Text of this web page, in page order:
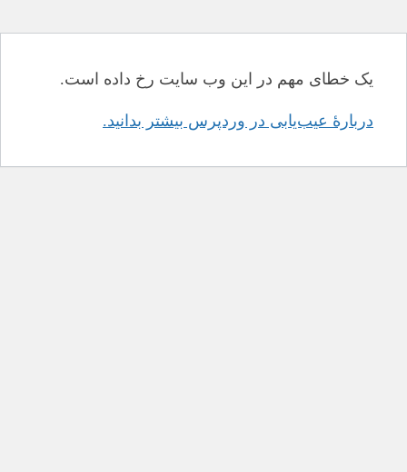
یک خطای مهم در این وب سایت رخ داده است.
دربارهٔ عیب‌یابی در وردپرس بیشتر بدانید.